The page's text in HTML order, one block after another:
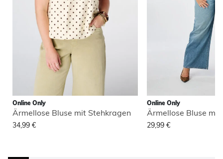
Online Only
Ärmellose Bluse mit Stehkragen
34,99 €
Online Only
Ärmellose Bluse
29,99 €